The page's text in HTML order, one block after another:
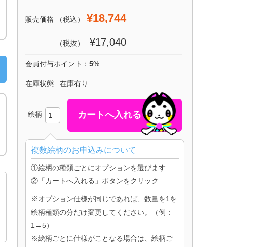
販売価格 （税込） ¥18,744
（税抜） ¥17,040
会員付与ポイント： 5%
在庫状態 : 在庫有り
絵柄
複数絵柄のお申込みについて
①絵柄の種類ごとにオプションを選びます
②「カートへ入れる」ボタンをクリック
※オプション仕様が同じであれば、数量を1を
絵柄種類の分だけ変更してください。（例：
1→5）
※絵柄ごとに仕様がことなる場合は、絵柄ご